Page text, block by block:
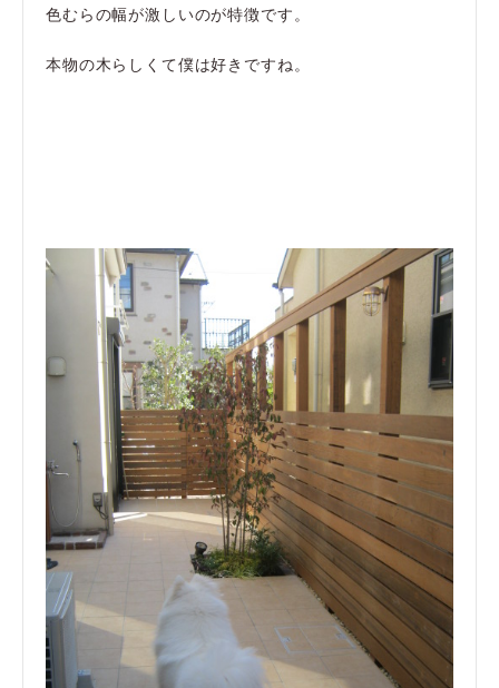
色むらの幅が激しいのが特徴です。
本物の木らしくて僕は好きですね。